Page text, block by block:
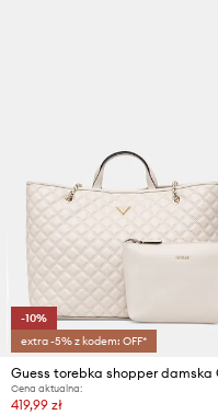
-10%
extra -5% z kodem: OFF*
Cena aktualna:
419,99 zł